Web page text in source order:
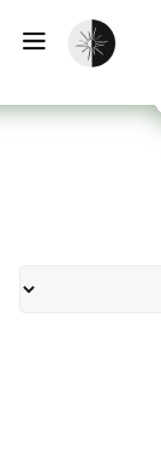
הפעלת מצב כהה